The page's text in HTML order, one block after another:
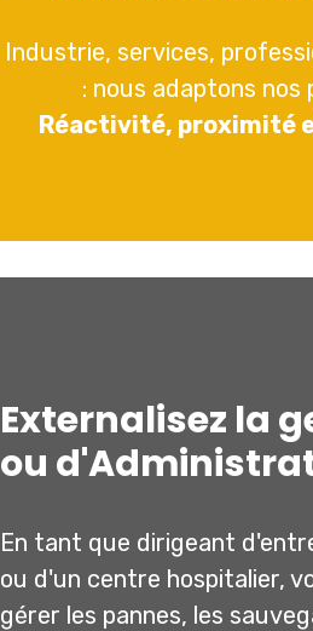
Industrie, services,
: nous adaptons
Réactivité, proximité
Externalisez la
ou
En tant que dirigeant
ou d'un centre hospitalier,
gérer les pannes, les